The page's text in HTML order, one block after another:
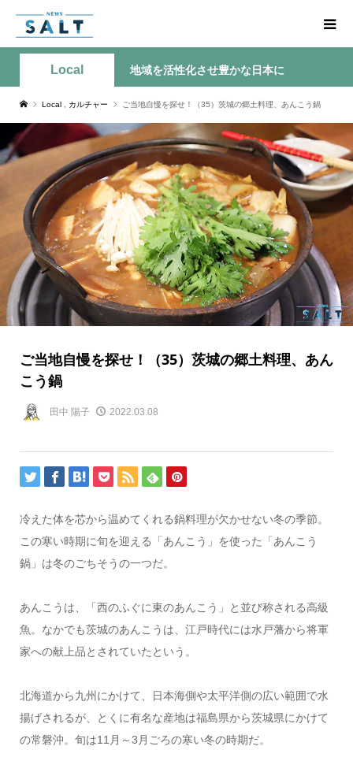
Local 地域を活性化させ豊かな日本に
Local カルチャー ご当地自慢を探せ！（35）茨城の郷土料理、あんこう鍋
ご当地自慢を探せ！（35）茨城の郷土料理、あん
こう鍋
田中 陽子 2022.03.08
冷えた体を芯から温めてくれる鍋料理が欠かせない冬の季節。
この寒い時期に旬を迎える「あんこう」を使った「あんこう
鍋」は冬のごちそうの一つだ。
あんこうは、「西のふぐに東のあんこう」と並び称される高級
魚。なかでも茨城のあんこうは、江戸時代には水戸藩から将軍
家への献上品とされていたという。
北海道から九州にかけて、日本海側や太平洋側の広い範囲で水
揚げされるが、とくに有名な産地は福島県から茨城県にかけて
の常磐沖。旬は11月～3月ごろの寒い冬の時期だ。